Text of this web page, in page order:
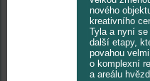
nového
kreativního
Tyla a nyní
další etapy,
povahou
o komplexní
a areálu